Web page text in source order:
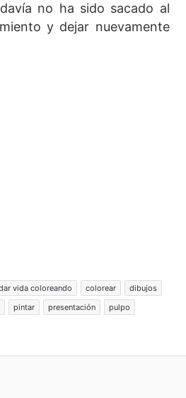
no ha sido sacado al
y dejar nuevamente
vida coloreando colorear
dibujos
pintar presentación
pulpo